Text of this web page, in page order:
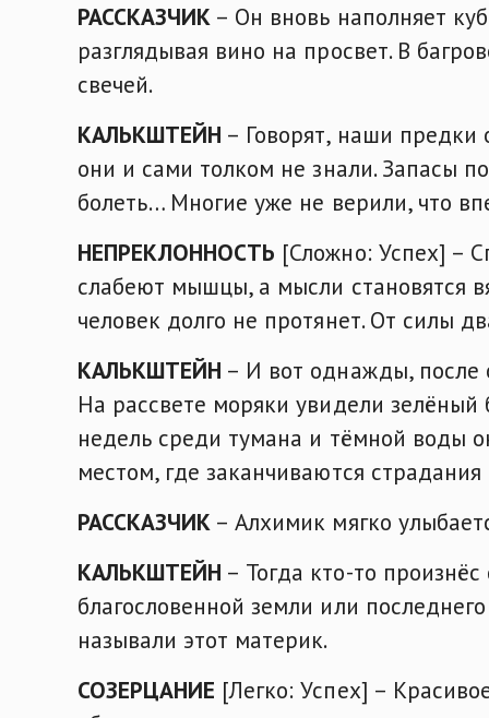
РАССКАЗЧИК – Он вновь наполняет
разглядывая вино на просвет. В
свечей.
КАЛЬКШТЕЙН – Говорят, наши предки
они и сами толком не знали. Запасы
болеть… Многие уже не верили, что
НЕПРЕКЛОННОСТЬ [Сложно: Успех] –
слабеют мышцы, а мысли становятся
человек долго не протянет. От силы
КАЛЬКШТЕЙН – И вот однажды, после
На рассвете моряки увидели
недель среди тумана и тёмной воды
местом, где заканчиваются
РАССКАЗЧИК – Алхимик мягко
КАЛЬКШТЕЙН – Тогда кто-то
благословенной земли или
называли этот материк.
СОЗЕРЦАНИЕ [Легко: Успех] –